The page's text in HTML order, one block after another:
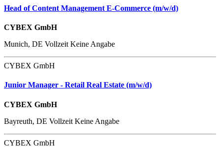
Head of Content Management E-Commerce (m/w/d)
CYBEX GmbH
Munich, DE Vollzeit Keine Angabe
CYBEX GmbH
Junior Manager - Retail Real Estate (m/w/d)
CYBEX GmbH
Bayreuth, DE Vollzeit Keine Angabe
CYBEX GmbH